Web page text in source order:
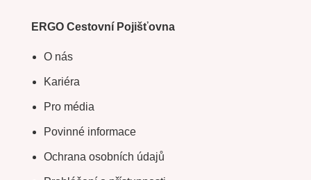
ERGO Cestovní Pojišťovna
O nás
Kariéra
Pro média
Povinné informace
Ochrana osobních údajů